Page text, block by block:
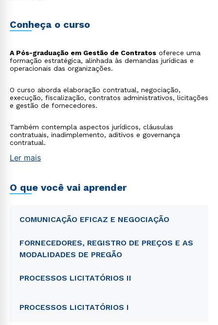
Conheça o curso
A Pós-graduação em Gestão de Contratos oferece uma
formação estratégica, alinhada às demandas jurídicas e
operacionais das organizações.
O curso aborda elaboração contratual, negociação,
execução, fiscalização, contratos administrativos, licitações
e gestão de fornecedores.
Também contempla aspectos jurídicos, cláusulas
contratuais, inadimplemento, aditivos e governança
contratual.
Ler mais
O que você vai aprender
COMUNICAÇÃO EFICAZ E NEGOCIAÇÃO
FORNECEDORES, REGISTRO DE PREÇOS E AS
MODALIDADES DE PREGÃO
PROCESSOS LICITATÓRIOS II
PROCESSOS LICITATÓRIOS I